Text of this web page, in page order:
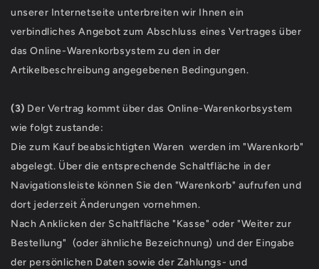
unserer Internetseite unterbreiten wir Ihnen ein
verbindliches Angebot zum Abschluss eines Vertrages über
das Online-Warenkorbsystem zu den in der
Artikelbeschreibung angegebenen Bedingungen.
(3) Der Vertrag kommt über das Online-Warenkorbsystem
wie folgt zustande:
Die zum Kauf beabsichtigten Waren werden im "Warenkorb"
abgelegt. Über die entsprechende Schaltfläche in der
Navigationsleiste können Sie den "Warenkorb" aufrufen und
dort jederzeit Änderungen vornehmen.
Nach Anklicken der Schaltfläche "Kasse" oder "Weiter zur
Bestellung" (oder ähnliche Bezeichnung) und der Eingabe
der persönlichen Daten sowie der Zahlungs- und